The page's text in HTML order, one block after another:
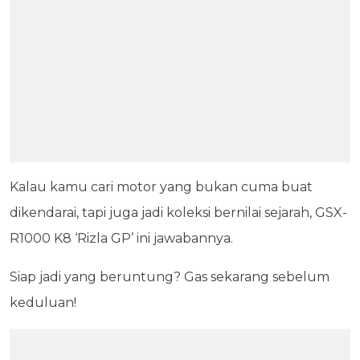
Kalau kamu cari motor yang bukan cuma buat
dikendarai, tapi juga jadi koleksi bernilai sejarah, GSX-
R1000 K8 ‘Rizla GP’ ini jawabannya.
Siap jadi yang beruntung? Gas sekarang sebelum
keduluan!